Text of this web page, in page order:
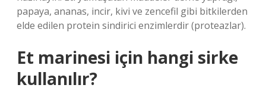
papaya, ananas, incir, kivi ve zencefil gibi bitkilerden
elde edilen protein sindirici enzimlerdir (proteazlar).
Et marinesi için hangi sirke
kullanılır?